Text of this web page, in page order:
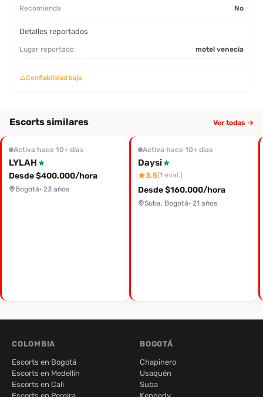
Recomienda No
Detalles reportados
Lugar reportado motel venecia
△Confiabilidad baja
Escorts similares Ver todas →
Activa hace 10+ días
LYLAH
Desde $400.000/hora
Bogotá· 23 años
Activa hace 10+ días
Daysi
3.5(1 eval.)
Desde $160.000/hora
Suba, Bogotá· 21 años
COLOMBIA
Escorts en Bogotá
Escorts en Medellín
Escorts en Cali
BOGOTÁ
Chapinero
Usaquén
Suba